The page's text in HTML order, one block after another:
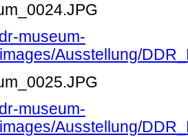
museum-
Ausstellung/
museum-
Ausstellung/